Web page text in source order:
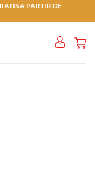
A PARTIR DE